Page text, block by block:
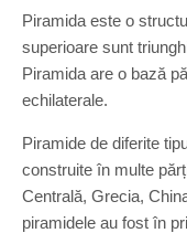
Piramida este o
superioare sunt
Piramida are o bază
echilaterale.
Piramide de diferite
construite în multe
Centrală, Grecia,
piramidele au fost în